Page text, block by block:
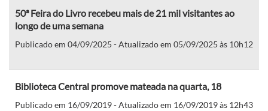
50ª Feira do Livro recebeu mais de 21 mil visitantes ao
longo de uma semana
Publicado em 04/09/2025 - Atualizado em 05/09/2025 às 10h12
Biblioteca Central promove mateada na quarta, 18
Publicado em 16/09/2019 - Atualizado em 16/09/2019 às 12h43